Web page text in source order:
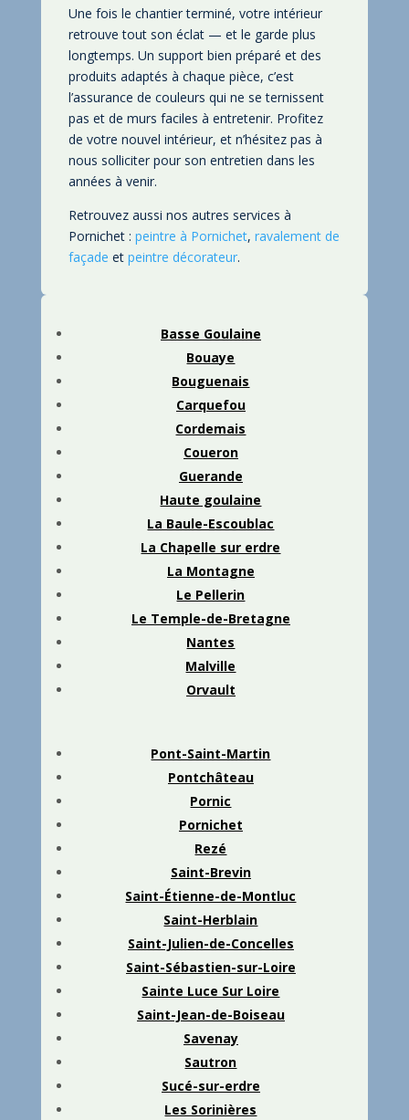
Une fois le chantier terminé, votre intérieur
retrouve tout son éclat — et le garde plus
longtemps. Un support bien préparé et des
produits adaptés à chaque pièce, c’est
l’assurance de couleurs qui ne se ternissent
pas et de murs faciles à entretenir. Profitez
de votre nouvel intérieur, et n’hésitez pas à
nous solliciter pour son entretien dans les
années à venir.
Retrouvez aussi nos autres services à
Pornichet : peintre à Pornichet, ravalement de
façade et peintre décorateur.
Basse Goulaine
Bouaye
Bouguenais
Carquefou
Cordemais
Coueron
Guerande
Haute goulaine
La Baule-Escoublac
La Chapelle sur erdre
La Montagne
Le Pellerin
Le Temple-de-Bretagne
Nantes
Malville
Orvault
Pont-Saint-Martin
Pontchâteau
Pornic
Pornichet
Rezé
Saint-Brevin
Saint-Étienne-de-Montluc
Saint-Herblain
Saint-Julien-de-Concelles
Saint-Sébastien-sur-Loire
Sainte Luce Sur Loire
Saint-Jean-de-Boiseau
Savenay
Sautron
Sucé-sur-erdre
Les Sorinières